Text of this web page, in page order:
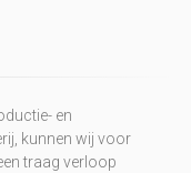
en
kunnen wij voor
traag verloop